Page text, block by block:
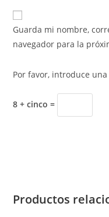
Guarda mi nombre,
navegador para la
Por favor, introduce
8 + cinco =
Productos